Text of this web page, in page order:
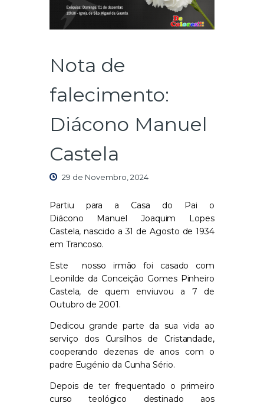
Nota de
falecimento:
Diácono Manuel
Castela
29 de Novembro, 2024
Partiu para a Casa do Pai o
Diácono
Manuel Joaquim Lopes
Castela, nascido a 31 de Agosto de 1934
em Trancoso.
Este nosso irmão foi casado com
Leonilde da Conceição Gomes Pinheiro
Castela, de quem enviuvou a 7 de
Outubro de 2001.
Dedicou grande parte da sua vida ao
serviço dos Cursilhos de Cristandade,
cooperando dezenas de anos com o
padre Eugénio da Cunha Sério.
Depois de ter frequentado o primeiro
curso teológico destinado aos